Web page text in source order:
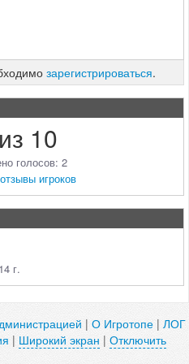
зарегистрироваться.
10
голосов: 2
игроков
г.
| О Игротопе | ЛОГ
| Широкий экран | Отключить